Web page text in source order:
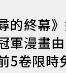
的終幕
軍漫畫
5卷限時